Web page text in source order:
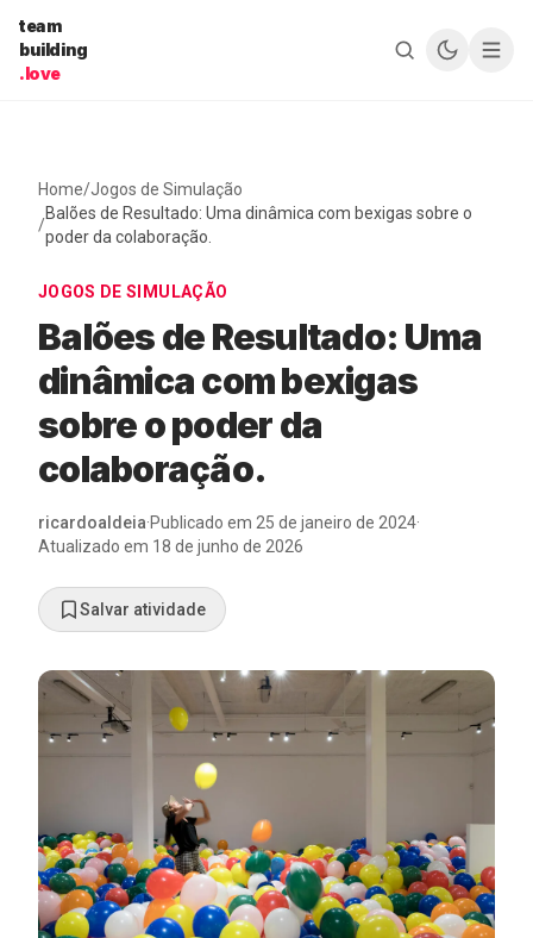
team
building
.love
Home/Jogos de Simulação
/
Balões de Resultado: Uma dinâmica com bexigas sobre o
poder da colaboração.
JOGOS DE SIMULAÇÃO
Balões de Resultado: Uma
dinâmica com bexigas
sobre o poder da
colaboração.
ricardoaldeia·Publicado em 25 de janeiro de 2024·
Atualizado em 18 de junho de 2026
Salvar atividade